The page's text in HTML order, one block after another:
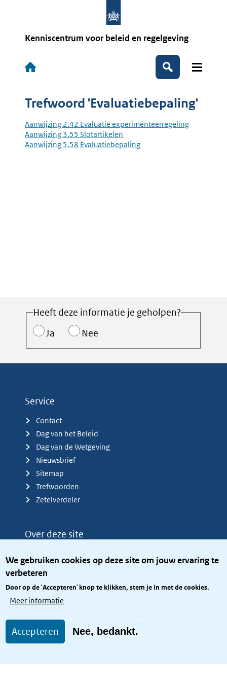
We gebruiken cookies op deze site om jouw ervaring te
verbeteren
Door op de 'Accepteren' knop te klikken, stem je in met de cookies.
Meer informatie
Accepteren Nee, bedankt.
Kenniscentrum voor beleid en regelgeving
Hoofdnavigatie
Zoeken
Trefwoord 'Evaluatiebepaling'
Aanwijzing 2.42 Evaluatie experimenteerregeling
Aanwijzing 3.55 Slotartikelen
Aanwijzing 5.58 Evaluatiebepaling
Heeft deze informatie je geholpen?
Ja
Nee
Service
Contact
Dag van het Beleid
Dag van de Wetgeving
Nieuwsbrief
Sitemap
Trefwoorden
Zetelverdeler
Over deze site
Privacy
Toegang site openbaar
Toegankelijkheid